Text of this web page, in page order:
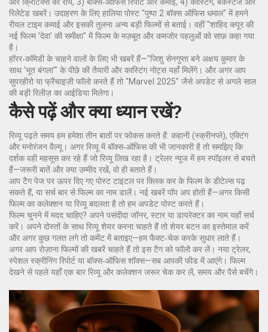
रिलेटेड खबरें। उदाहरण के लिए हालिया पोस्ट "पुष्पा 2 बॉक्स ऑफिस धमाल" में हमने
रीयल टाइम कमाई और इसकी तुलना अन्य बड़ी फिल्मों से बताई। वहीं "शाहिद कपूर की
नई फिल्म 'देवा' की समीक्षा" में फिल्म के मज़बूत और कमजोर पहलुओं को साफ़ कहा गया
है।
हॉरर‑कॉमेडी के चाहने वालों के लिए भी खबरें हैं—"जिशु सेनगुप्ता बने अक्षय कुमार के
साथ 'भूत बंगला'" के पीछे की तैयारी और कास्टिंग नोट्स यहाँ मिलेंगे। और अगर आप
सुपरहीरो या फ्रैंचाइज़ी फॉलो करते हैं तो "Marvel 2025" जैसे अपडेट से अगले साल
की बड़ी रिलीज़ का आईडिया मिलेगा।
कैसे पढ़ें और क्या ध्यान रखें?
रिव्यू पढ़ते समय हम हमेशा तीन बातों पर फोकस करते हैं: कहानी (स्क्रीनप्ले), एक्टिंग
और मनोरंजन वैल्यू। अगर रिव्यू में बॉक्स‑ऑफिस की भी जानकारी है तो समझिए कि
दर्शक वही महसूस कर रहे हैं जो रिव्यू लिख रहा है। ट्रेलर न्यूज में हम स्पॉइलर से बचते
हैं—जरूरी बातें और क्या उम्मीद रखें, वो ही बताते हैं।
आप टैग पेज पर ऊपर दिए गए पोस्ट टाइटल पर क्लिक कर के फिल्म के डीटेल्स पढ़
सकते हैं, या सर्च बार से फिल्म का नाम डालें। नई खबरें पॉप अप होती हैं—अगर किसी
फिल्म का कलेक्शन या रिव्यू बदलता है तो हम अपडेट पोस्ट करते हैं।
फिल्म चुनने में मदद चाहिए? अपने पसंदीदा जॉनर, स्टार या डायरेक्टर का नाम यहाँ सर्च
करें। अपने दोस्तों के साथ रिव्यू शेयर करना चाहते हैं तो शेयर बटन का इस्तेमाल करें
और अगर कुछ गलत लगे तो कमेंट में बताइए—हम फैक्ट‑चेक करके सुधार लाते हैं।
अगर आप रोज़ाना फिल्मों की खबरें चाहते हैं तो इस टैग को फॉलो कर लें। नया ट्रेलर,
स्पेशल स्क्रीनिंग रिपोर्ट या बॉक्स‑ऑफिस शॉक्स—सब आपकी फीड में आएंगे। फिल्म
देखने से पहले यहाँ एक बार रिव्यू और कलेक्शन जरूर चेक कर लें, समय और पैसे बचेंगे।